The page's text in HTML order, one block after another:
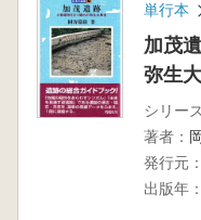
単行本
加茂
弥生
シリー
著者：
発行元：
出版年：